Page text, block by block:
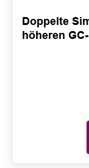
Doppelte
höheren